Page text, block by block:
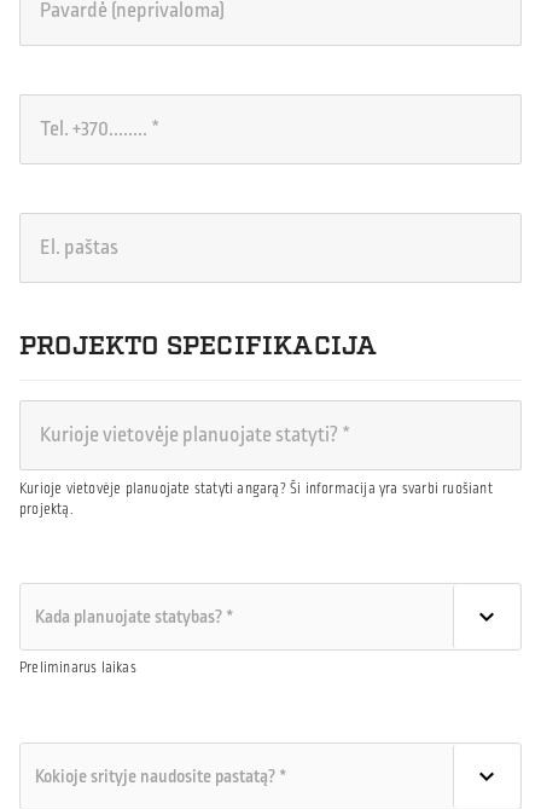
PROJEKTO SPECIFIKACIJA
Kurioje vietovėje planuojate statyti angarą? Ši informacija yra svarbi ruošiant
projektą.
Preliminarus laikas